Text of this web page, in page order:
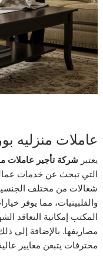
عاملات منزليه
يعتبر شركة تأجير عاملات
التي تبحث عن خدمات عمالة
شغالات من مختلف
والفلبينيات، مما يوفر
المكتب إمكانية التعاقد
مصاريفها. بالإضافة إلى
محترفات يتبعن معايير